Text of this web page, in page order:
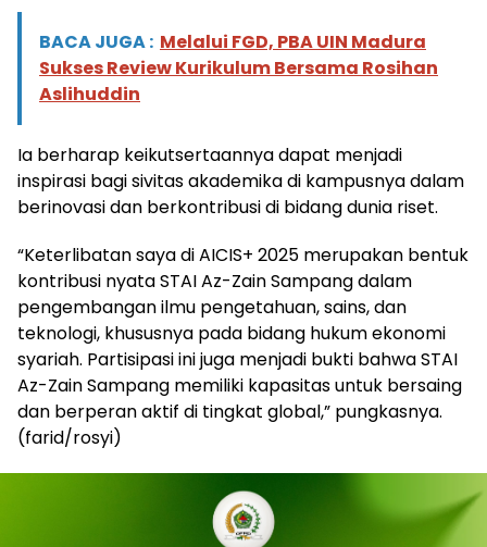
BACA JUGA : Melalui FGD, PBA UIN Madura
Sukses Review Kurikulum Bersama Rosihan
Aslihuddin
Ia berharap keikutsertaannya dapat menjadi
inspirasi bagi sivitas akademika di kampusnya dalam
berinovasi dan berkontribusi di bidang dunia riset.
“Keterlibatan saya di AICIS+ 2025 merupakan bentuk
kontribusi nyata STAI Az-Zain Sampang dalam
pengembangan ilmu pengetahuan, sains, dan
teknologi, khususnya pada bidang hukum ekonomi
syariah. Partisipasi ini juga menjadi bukti bahwa STAI
Az-Zain Sampang memiliki kapasitas untuk bersaing
dan berperan aktif di tingkat global,” pungkasnya.
(farid/rosyi)